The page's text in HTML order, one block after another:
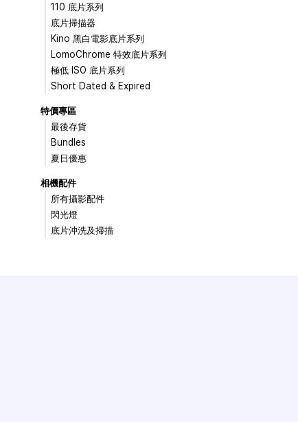
110 底片系列
底片掃描器
Kino 黑白電影底片系列
LomoChrome 特效底片系列
極低 ISO 底片系列
Short Dated & Expired
特價專區
最後存貨
Bundles
夏日優惠
相機配件
所有攝影配件
閃光燈
底片沖洗及掃描